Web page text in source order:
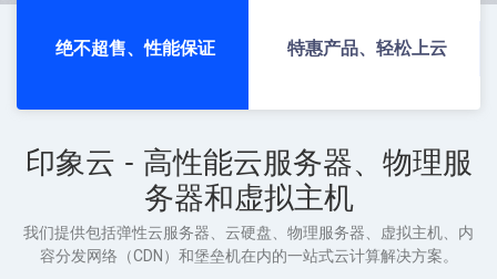
绝不超售、性能保证 特惠产品、轻松上云
印象云 - 高性能云服务器、物理服
务器和虚拟主机
我们提供包括弹性云服务器、云硬盘、物理服务器、虚拟主机、内
容分发网络（CDN）和堡垒机在内的一站式云计算解决方案。